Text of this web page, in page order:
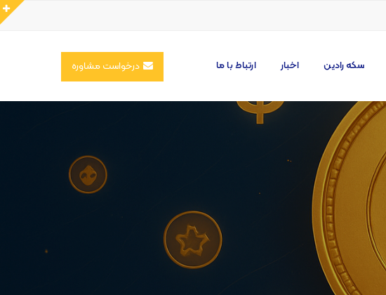
سکه رادین اخبار ارتباط با ما درخواست مشاوره